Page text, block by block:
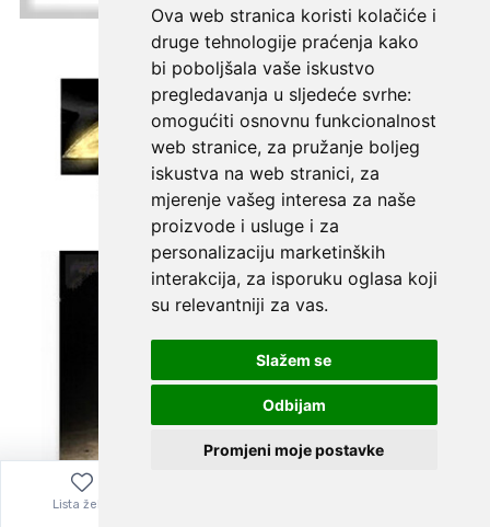
Ova web stranica koristi kolačiće i
druge tehnologije praćenja kako
bi poboljšala vaše iskustvo
pregledavanja u sljedeće svrhe:
omogućiti osnovnu funkcionalnost
web stranice, za pružanje boljeg
iskustva na web stranici, za
mjerenje vašeg interesa za naše
proizvode i usluge i za
personalizaciju marketinških
interakcija, za isporuku oglasa koji
su relevantniji za vas.
Slažem se
Odbijam
Promjeni moje postavke
Lista želja